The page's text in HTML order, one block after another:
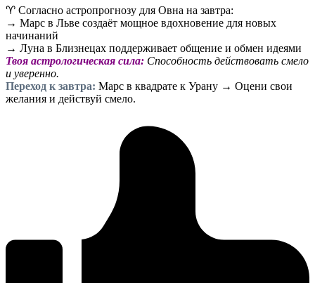
♈ Согласно астропрогнозу для Овна на завтра:
→ Марс в Льве создаёт мощное вдохновение для новых
начинаний
→ Луна в Близнецах поддерживает общение и обмен идеями
Твоя астрологическая сила: Способность действовать смело
и уверенно.
Переход к завтра: Марс в квадрате к Урану → Оцени свои
желания и действуй смело.